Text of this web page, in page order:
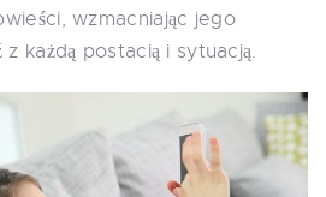
wzmacniając jego
z każdą postacią i sytuacją.